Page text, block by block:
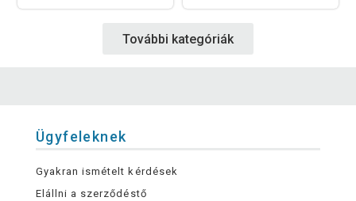
További kategóriák
Ügyfeleknek
Gyakran ismételt kérdések
Elállni a szerződéstő